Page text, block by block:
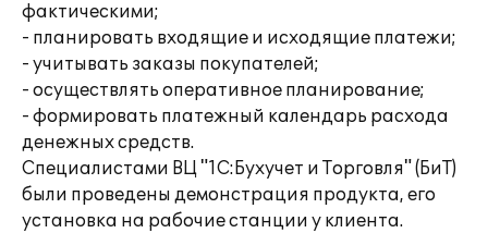
фактическими;
- планировать входящие и исходящие платежи;
- учитывать заказы покупателей;
- осуществлять оперативное планирование;
- формировать платежный календарь расхода
денежных средств.
Специалистами ВЦ "1С:Бухучет и Торговля" (БиТ)
были проведены демонстрация продукта, его
установка на рабочие станции у клиента.